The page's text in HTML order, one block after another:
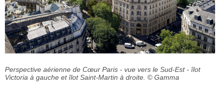
Perspective aérienne de Cœur Paris - vue vers le Sud-Est - îlot
Victoria à gauche et îlot Saint-Martin à droite. © Gamma